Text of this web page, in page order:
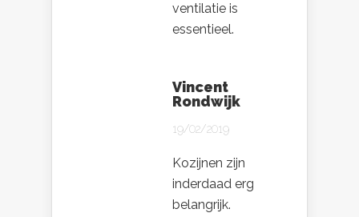
ventilatie is
essentieel.
Vincent
Rondwijk
19/02/2019
Kozijnen zijn
inderdaad erg
belangrijk.